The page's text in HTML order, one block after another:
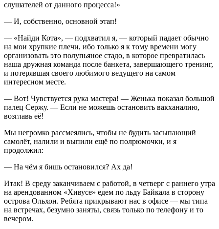
слушателей от данного процесса!»
— И, собственно, основной этап!
— «Найди Кота», — подхватил я, — который падает обычно
на мои хрупкие плечи, ибо только я к тому времени могу
организовать это полупьяное стадо, в которое превратилась
наша дружная команда после банкета, завершающего тренинг,
и потерявшая своего любимого ведущего на самом
интересном месте.
— Вот! Чувствуется рука мастера! — Женька показал большой
палец Сержу. — Если не можешь остановить вакханалию,
возглавь её!
Мы негромко рассмеялись, чтобы не будить засыпающий
самолёт, налили и выпили ещё по полрюмочки, и я
продолжил:
— На чём я бишь остановился? Ах да!
Итак! В среду заканчиваем с работой, в четверг с раннего утра
на арендованном «Хивусе» едем по льду Байкала в сторону
острова Ольхон. Ребята прикрывают нас в офисе — мы типа
на встречах, безумно заняты, связь только по телефону и то
вечером.